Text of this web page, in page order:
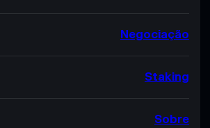
Negociação
Staking
Sobre